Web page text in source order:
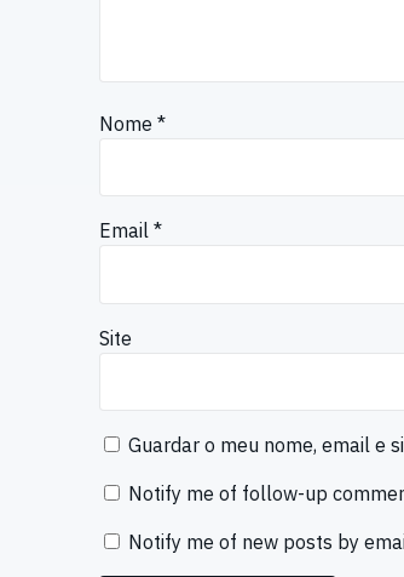
Nome *
Email *
Site
Guardar o meu nome, email e
Notify me of follow-up
Notify me of new posts by